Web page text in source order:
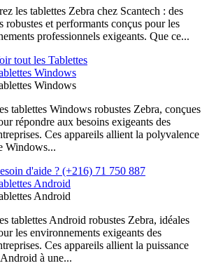
les tablettes Zebra chez Scantech : des
robustes et performants conçus pour les
professionnels exigeants. Que ce...
tout les Tablettes
Windows
Windows
tablettes Windows robustes Zebra, conçues
répondre aux besoins exigeants des
Ces appareils allient la polyvalence
Windows...
d'aide ? (+216) 71 750 887
Android
Android
tablettes Android robustes Zebra, idéales
les environnements exigeants des
Ces appareils allient la puissance
à une...